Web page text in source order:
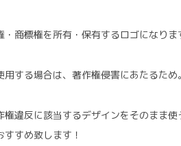
商標権を所有・保有するロゴになりま
する場合は、著作権侵害にあたるため。
違反に該当するデザインをそのまま
すめ致します！